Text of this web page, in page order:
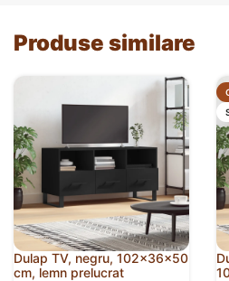
Produse similare
Dulap TV, negru, 102x36x50
cm, lemn prelucrat